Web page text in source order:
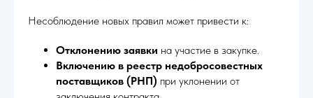
Несоблюдение новых правил может привести к:
Отклонению заявки на участие в закупке.
Включению в реестр недобросовестных
поставщиков (РНП) при уклонении от